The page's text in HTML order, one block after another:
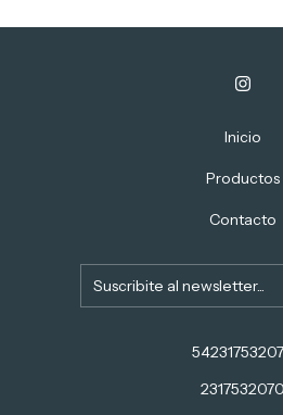
Inicio
Productos
Contacto
2317532070